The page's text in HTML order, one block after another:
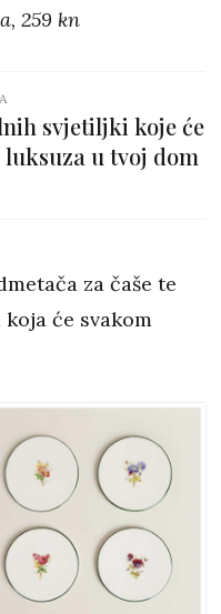
259 kn
svjetiljki koje će
u tvoj dom
za čaše te
će svakom